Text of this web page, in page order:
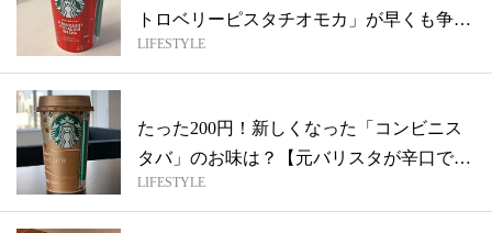
トロベリーピスタチオモカ」が早くも争奪
戦ら...
LIFESTYLE
たった200円！新しくなった「コンビニス
タバ」のお味は？【元バリスタが辛口で本
音...
LIFESTYLE